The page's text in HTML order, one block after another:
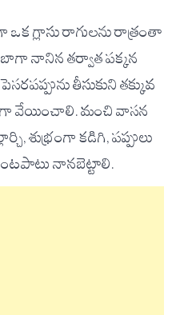
గ్లాసు రాగులను రాత్రంతా
నానిన తర్వాత పక్కన
తీసుకుని తక్కువ
వేయించాలి. మంచి వాసన
శుభ్రంగా కడిగి, పప్పులు
నానబెట్టాలి.